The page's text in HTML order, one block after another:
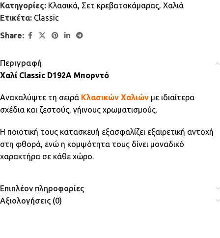
Κατηγορίες: Κλασικά, Σετ κρεβατοκάμαρας, Χαλιά
Ετικέτα: Classic
Share:
Περιγραφή
Χαλί Classic D192A Μπορντό
Ανακαλύψτε τη σειρά Κλασικών Χαλιών με ιδιαίτερα
σχέδια και ζεστούς, γήινους χρωματισμούς.
Η ποιοτική τους κατασκευή εξασφαλίζει εξαιρετική αντοχή
στη φθορά, ενώ η κομψότητα τους δίνει μοναδικό
χαρακτήρα σε κάθε χώρο.
Επιπλέον πληροφορίες
Αξιολογήσεις (0)